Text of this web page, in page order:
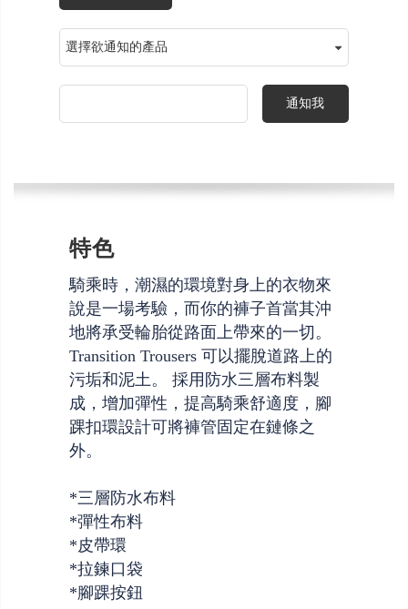
通知我
特色
騎乘時，潮濕的環境對身上的衣物來
說是一場考驗，而你的褲子首當其沖
地將承受輪胎從路面上帶來的一切。
Transition Trousers 可以擺脫道路上的
污垢和泥土。 採用防水三層布料製
成，增加彈性，提高騎乘舒適度，腳
踝扣環設計可將褲管固定在鏈條之
外。
*三層防水布料
*彈性布料
*皮帶環
*拉鍊口袋
*腳踝按鈕